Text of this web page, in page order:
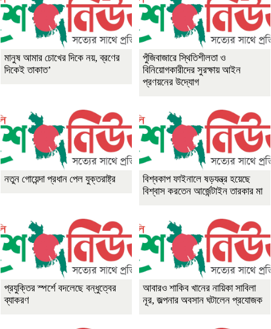
মানুষ আমার চোখের দিকে নয়, ব্রণের
দিকেই তাকাত’
পুঁজিবাজারে স্থিতিশীলতা ও
বিনিয়োগকারীদের সুরক্ষায় আইন
প্রণয়নের উদ্যোগ
নতুন গোয়েন্দা প্রধান পেল যুক্তরাষ্ট্র
বিশ্বকাপ ফাইনালে ষড়যন্ত্র হয়েছে
বিশ্বাস করতেন আর্জেন্টাইন তারকার মা
প্রযুক্তির স্পর্শে বদলেছে বন্ধুত্বের
ব্যাকরণ
আবারও শাকিব খানের নায়িকা সাবিলা
নূর, জল্পনার অবসান ঘটালেন প্রযোজক